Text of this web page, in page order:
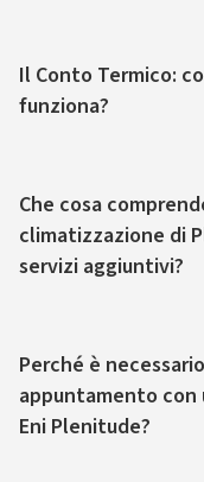
Il Conto Termico:
funziona?
Che cosa
climatizzazione di
servizi aggiuntivi?
Perché è
appuntamento
Eni Plenitude?